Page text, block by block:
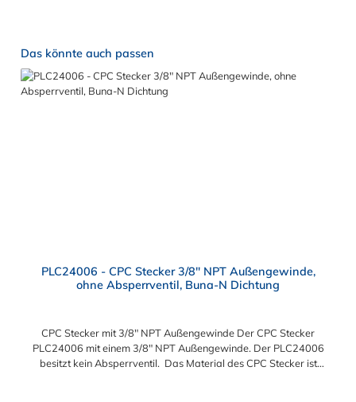
Produktgalerie überspringen
Das könnte auch passen
PLC24006 - CPC Stecker 3/8" NPT Außengewinde,
ohne Absperrventil, Buna-N Dichtung
CPC Stecker mit 3/8" NPT Außengewinde Der CPC Stecker
PLC24006 mit einem 3/8" NPT Außengewinde. Der PLC24006
besitzt kein Absperrventil. Das Material des CPC Stecker ist